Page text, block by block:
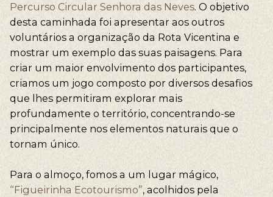
Percurso Circular Senhora das Neves. O objetivo
desta caminhada foi apresentar aos outros
voluntários a organização da Rota Vicentina e
mostrar um exemplo das suas paisagens. Para
criar um maior envolvimento dos participantes,
criamos um jogo composto por diversos desafios
que lhes permitiram explorar mais
profundamente o território, concentrando-se
principalmente nos elementos naturais que o
tornam único.
Para o almoço, fomos a um lugar mágico,
“Figueirinha Ecotourismo”, acolhidos pela